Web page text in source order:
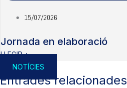
15/07/2026
Jornada en elaboració
LLEGIR +
NOTÍCIES
Entrades relacionades